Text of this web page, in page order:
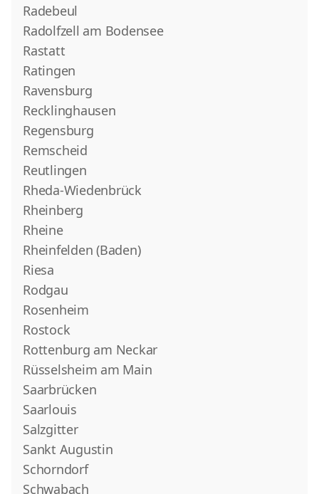
Radebeul
Radolfzell am Bodensee
Rastatt
Ratingen
Ravensburg
Recklinghausen
Regensburg
Remscheid
Reutlingen
Rheda-Wiedenbrück
Rheinberg
Rheine
Rheinfelden (Baden)
Riesa
Rodgau
Rosenheim
Rostock
Rottenburg am Neckar
Rüsselsheim am Main
Saarbrücken
Saarlouis
Salzgitter
Sankt Augustin
Schorndorf
Schwabach